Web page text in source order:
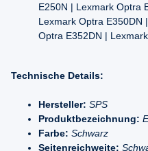
E250N | Lexmark Optra
Lexmark Optra E350DN
Optra E352DN |
Technische Details:
Hersteller: SPS
Produktbezeichnung:
Farbe: Schwarz
Seitenreichweite: